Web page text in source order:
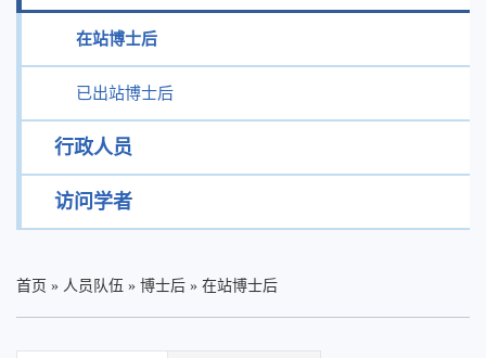
在站博士后
已出站博士后
行政人员
访问学者
首页 » 人员队伍 » 博士后 » 在站博士后